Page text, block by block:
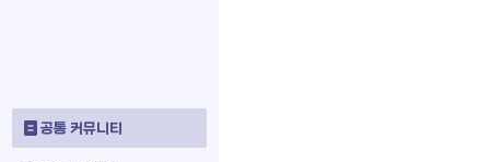
공통 커뮤니티